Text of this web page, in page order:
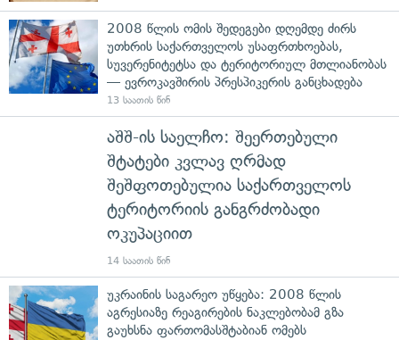
2008 წლის ომის შედეგები დღემდე ძირს
უთხრის საქართველოს უსაფრთხოებას,
სუვერენიტეტსა და ტერიტორიულ მთლიანობას
— ევროკავშირის პრესპიკერის განცხადება
13 საათის წინ
აშშ-ის საელჩო: შეერთებული
შტატები კვლავ ღრმად
შეშფოთებულია საქართველოს
ტერიტორიის განგრძობადი
ოკუპაციით
14 საათის წინ
უკრაინის საგარეო უწყება: 2008 წლის
აგრესიაზე რეაგირების ნაკლებობამ გზა
გაუხსნა ფართომასშტაბიან ომებს